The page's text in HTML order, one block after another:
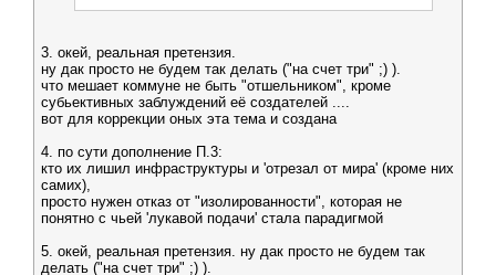
3. окей, реальная претензия.
ну дак просто не будем так делать ("на счет три" ;) ).
что мешает коммуне не быть "отшельником", кроме
субьективных заблуждений её создателей ....
вот для коррекции оных эта тема и создана
4. по сути дополнение П.3:
кто их лишил инфраструктуры и 'отрезал от мира' (кроме них
самих),
просто нужен отказ от "изолированности", которая не
понятно с чьей 'лукавой подачи' стала парадигмой
5. окей, реальная претензия. ну дак просто не будем так
делать ("на счет три" ;) ).